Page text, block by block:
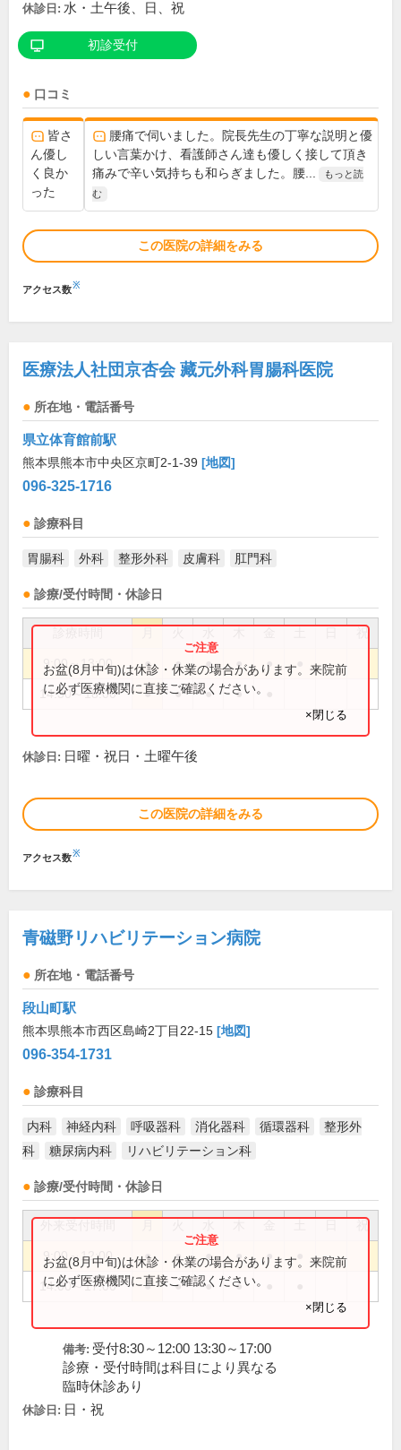
休診日: 水・土午後、日、祝
初診受付
口コミ
皆さ
ん優し
く良か
った
腰痛で伺いました。院長先生の丁寧な説明と優
しい言葉かけ、看護師さん達も優しく接して頂き
痛みで辛い気持ちも和らぎました。腰...
もっと読
む
この医院の詳細をみる
アクセス数※
医療法人社団京杏会 藏元外科胃腸科医院
所在地・電話番号
県立体育館前駅
熊本県熊本市中央区京町2-1-39 [地図]
096-325-1716
診療科目
胃腸科 外科 整形外科 皮膚科 肛門科
診療/受付時間・休診日
祝
9:00～13:00 ● ● ● ● ●
14:30～18:00 ● ● ● ●
お盆(8月中旬)は休診・休業の場合があります。来院前
に必ず医療機関に直接ご確認ください。
×閉じる
休診日: 日曜・祝日・土曜午後
この医院の詳細をみる
アクセス数※
青磁野リハビリテーション病院
所在地・電話番号
段山町駅
熊本県熊本市西区島崎2丁目22-15 [地図]
096-354-1731
診療科目
内科 神経内科 呼吸器科 消化器科 循環器科
整形外
科
糖尿病内科 リハビリテーション科
診療/受付時間・休診日
祝
9:00～12:00 ● ● ● ● ●
14:00～17:00 ● ● ● ●
お盆(8月中旬)は休診・休業の場合があります。来院前
に必ず医療機関に直接ご確認ください。
×閉じる
備考: 受付8:30～12:00 13:30～17:00
診療・受付時間は科目により異なる
臨時休診あり
休診日: 日・祝